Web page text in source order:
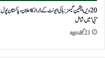
20ویں ایشین گیمز: ہاکی ایونٹ کے ڈراز کا اعلان، پاکستان پول
’بی‘ میں شامل
21 گھنٹے ago